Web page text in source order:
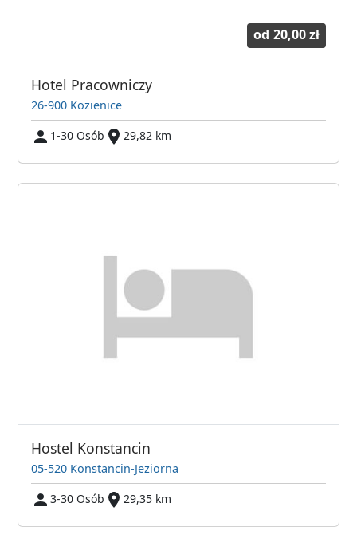
od 20,00 zł
Hotel Pracowniczy
26-900 Kozienice
1-30 Osób
29,82 km
Hostel Konstancin
05-520 Konstancin-Jeziorna
3-30 Osób
29,35 km